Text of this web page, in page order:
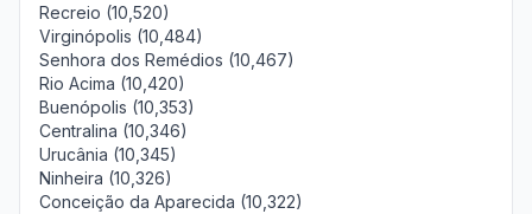
Recreio (10,520)
Virginópolis (10,484)
Senhora dos Remédios (10,467)
Rio Acima (10,420)
Buenópolis (10,353)
Centralina (10,346)
Urucânia (10,345)
Ninheira (10,326)
Conceição da Aparecida (10,322)